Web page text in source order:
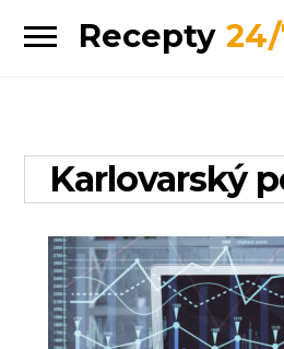
Skip
Skip
Recepty
Karlovarský